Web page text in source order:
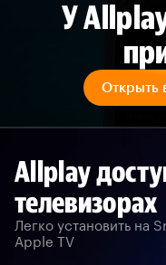
У
Открыть
Allplay
телевизорах
Легко установить на
Apple TV